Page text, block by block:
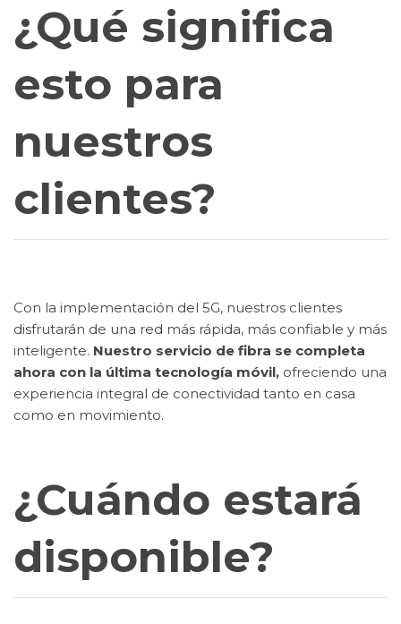
¿Qué significa
esto para
nuestros
clientes?
Con la implementación del 5G, nuestros clientes
disfrutarán de una red más rápida, más confiable y más
inteligente. Nuestro servicio de fibra se completa
ahora con la última tecnología móvil, ofreciendo una
experiencia integral de conectividad tanto en casa
como en movimiento.
¿Cuándo estará
disponible?